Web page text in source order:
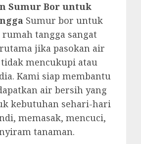
Sumur Bor untuk
Sumur bor untuk
tangga sangat
jika pasokan air
tidak mencukupi atau
Kami siap membantu
air bersih yang
kebutuhan sehari-hari
memasak, mencuci,
tanaman.